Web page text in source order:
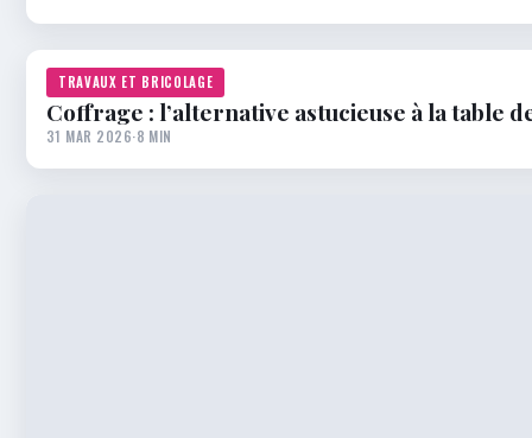
TRAVAUX ET BRICOLAGE
Coffrage : l’alternative astucieuse à la table
31 MAR 2026·8 MIN